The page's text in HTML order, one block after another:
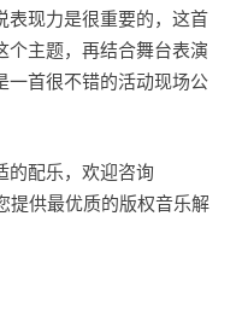
表现力是很重要的，这首
个主题，再结合舞台表演
一首很不错的活动现场公
的配乐，欢迎咨询
提供最优质的版权音乐解